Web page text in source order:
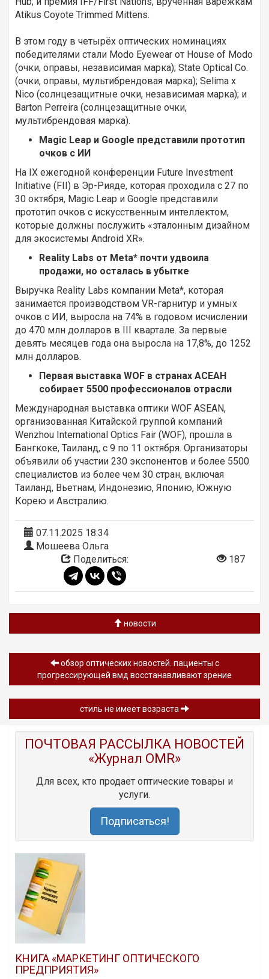
Atikus Coyote Trimmed Mittens.
В этом году в четырёх оптических номинациях
победителями стали Modo Eyewear от House of Modo
(очки, оправы, независимая марка); State Optical Co.
(очки, оправы, мультибрендовая марка); Selima x
Nico (солнцезащитные очки, независимая марка); и
Barton Perreira (солнцезащитные очки,
мультибрендовая марка).
Magic Leap и Google представили прототип
очков с ИИ
На IX ежегодной конференции Future Investment
Initiative (FII) в Эр-Рияде, которая проходила с 27 по
30 октября, Magic Leap и Google представили
прототип очков с искусственным интеллектом,
которые должны послужить «эталонным дизайном
для экосистемы Android XR».
Reality Labs от Meta* почти удвоила
продажи, но осталась в убытке
Выручка Reality Labs компании Meta*, которая
занимается производством VR-гарнитур и умных
очков с ИИ, выросла на 74% в годовом исчислении
до 470 млн долларов в III квартале. За первые
девять месяцев года она выросла на 17,8%, до 1252
млн долларов.
Первая выставка WOF в странах АСЕАН
собирает 5500 профессионалов отрасли
Международная выставка оптики WOF ASEAN,
организованная Китайской группой компаний
Wenzhou International Optics Fair (WOF), прошла в
Бангкоке, Таиланд, с 9 по 11 октября. Организаторы
объявили об участии 230 экспонентов и более 5500
специалистов из более чем 30 стран, включая
Таиланд, Вьетнам, Индонезию, Японию, Южную
Корею и Австралию.
07.11.2025 18:34
Мошеева Ольга
Поделиться:
187
новости
обзор oптических новостей. пациенты с
прогрессирующей вмд восстанавливают зрение
стиль не имеет возраста
ПОЧТОВАЯ РАССЫЛКА НОВОСТЕЙ
«Журнал OMR»
Для всех, кто продает оптические товары и
услуги.
Подписаться!
КНИГА «МАРКЕТИНГ ОПТИЧЕСКОГО
ПРЕДПРИЯТИЯ»